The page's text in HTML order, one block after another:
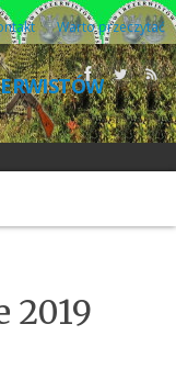
Warto przeczytać
2019